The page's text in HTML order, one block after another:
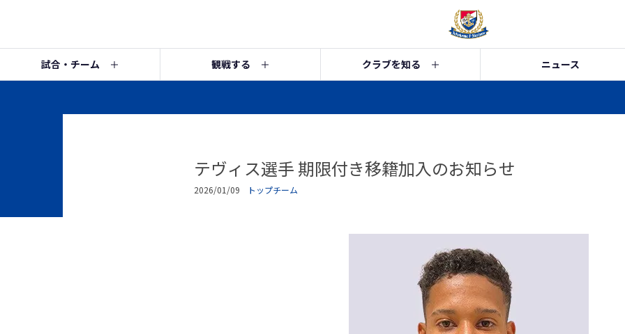
試合・チーム 観戦する クラブを知る ニュース
テヴィス選手 期限付き移籍加入のお知らせ
2026/01/09 トップチーム